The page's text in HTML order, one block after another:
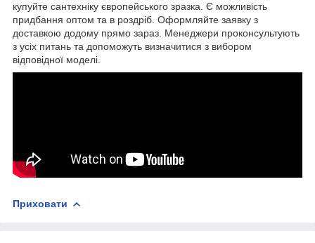
купуйте сантехніку європейського зразка. Є можливість
придбання оптом та в роздріб. Оформляйте заявку з
доставкою додому прямо зараз. Менеджери проконсультують
з усіх питань та допоможуть визначитися з вибором
відповідної моделі.
Приховати